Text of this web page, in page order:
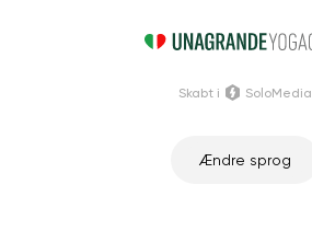
Ændre sprog
Skabt i SoloMedia